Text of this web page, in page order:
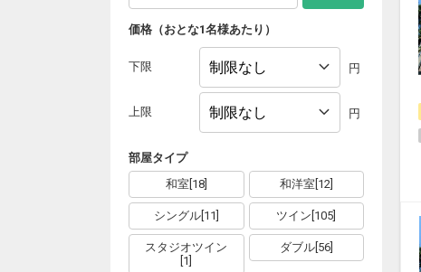
価格（おとな1名様あたり）
下限 円
上限 円
部屋タイプ
和室 18] 和洋室 12]
シングル[ 11 ツイン 105
スタジオツイン
1
ダブル[ 56]